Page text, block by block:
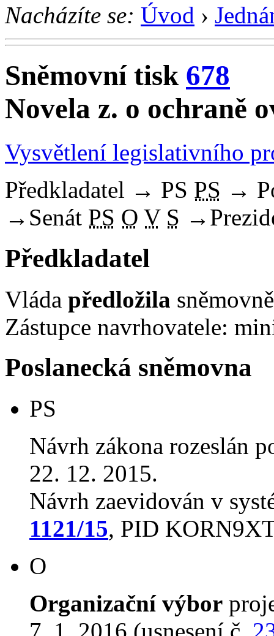
Nacházíte se: Úvod ›
Sněmovní tisk 678
Novela z. o ochraně
Vysvětlení legislativního
Předkladatel → PS PS →
→ Senát PS O V S →
Předkladatel
Vláda předložila
Zástupce navrhovatele:
Poslanecká sněmovna
PS
Návrh zákona rozeslán
22. 12. 2015.
Návrh zaevidován v
1121/15, PID
O
Organizační výbor